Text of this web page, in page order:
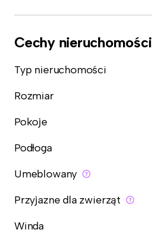
Cechy nieruchomości
Typ nieruchomości
Rozmiar
Pokoje
Podłoga
Umeblowany
Przyjazne dla zwierząt
Winda